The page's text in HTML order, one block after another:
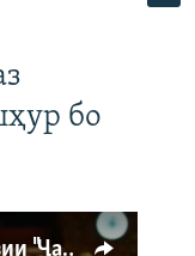
бо
Ҳаводории арманиҳо аз пирӯзии "Ҷаллод"-и тоҷик